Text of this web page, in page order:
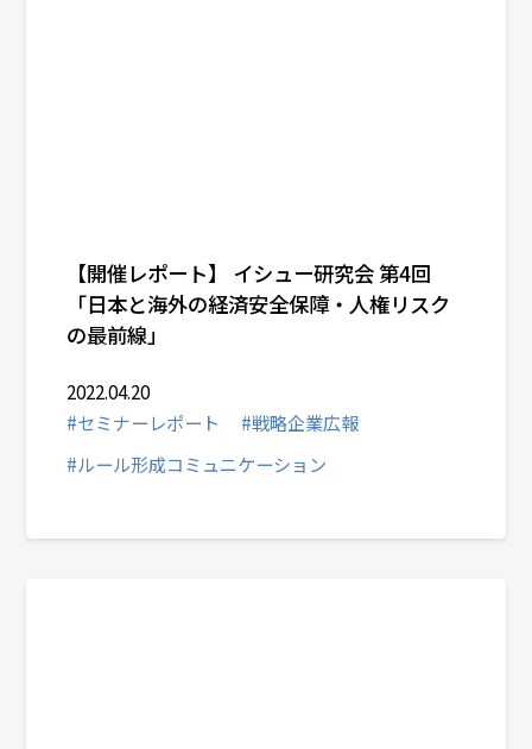
【開催レポート】 イシュー研究会 第4回
「日本と海外の経済安全保障・人権リスク
の最前線」
2022.04.20
#セミナーレポート
#戦略企業広報
#ルール形成コミュニケーション